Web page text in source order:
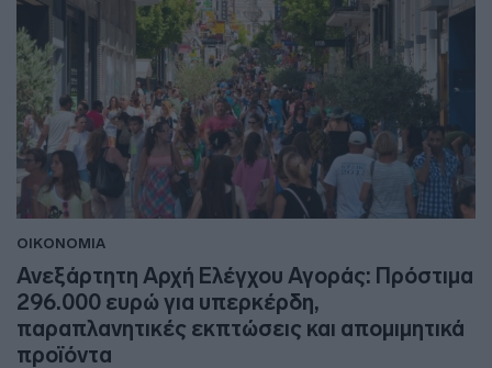
ΟΙΚΟΝΟΜΙΑ
Ανεξάρτητη Αρχή Ελέγχου Αγοράς: Πρόστιμα
296.000 ευρώ για υπερκέρδη,
παραπλανητικές εκπτώσεις και απομιμητικά
προϊόντα